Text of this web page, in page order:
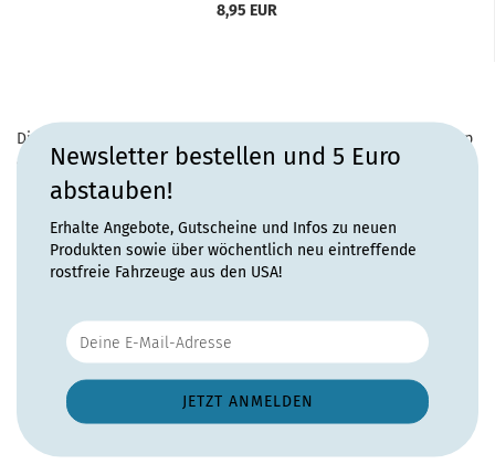
8,95 EUR
Diesen Artikel haben wir am Sonntag, 3. August 2025 in den Shop
aufgenommen.
Newsletter bestellen und 5 Euro
abstauben!
Erhalte Angebote, Gutscheine und Infos zu neuen
Produkten sowie über wöchentlich neu eintreffende
rostfreie Fahrzeuge aus den USA!